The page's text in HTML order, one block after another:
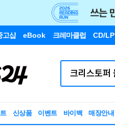
고샵 eBook 크레마클럽 CD/LP
신상품 이벤트 바이백 매장안내